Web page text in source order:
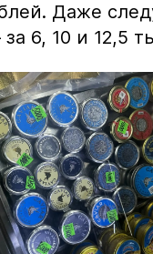
Даже
6, 10 и 12,5